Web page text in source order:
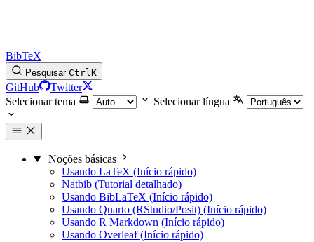
BibTeX
Pesquisar CtrlK
GitHub
Twitter
Selecionar tema
Selecionar língua
Noções básicas
Usando LaTeX (Início rápido)
Natbib (Tutorial detalhado)
Usando BibLaTeX (Início rápido)
Usando Quarto (RStudio/Posit) (Início rápido)
Usando R Markdown (Início rápido)
Usando Overleaf (Início rápido)